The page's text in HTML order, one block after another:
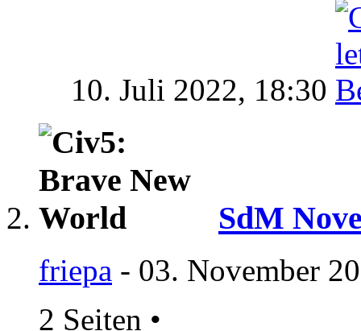
10. Juli 2022, 18:30
SdM
friepa - 03. November
2 Seiten •